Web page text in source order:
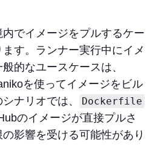
でイメージをプルするケー
す。ランナー実行中にイメ
的なユースケースは、
を使ってイメージをビル
ナリオでは、
Dockerfile
のイメージが直接プルさ
影響を受ける可能性があり